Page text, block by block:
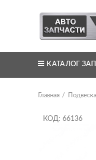
КАТАЛОГ
Главная
КОД: 66136